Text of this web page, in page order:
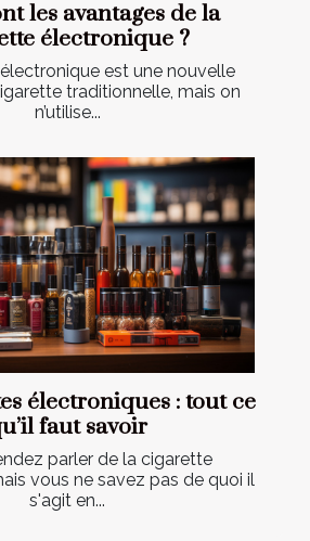
les avantages de la
électronique ?
est une nouvelle
traditionnelle, mais on
n’utilise...
électroniques : tout ce
faut savoir
parler de la cigarette
vous ne savez pas de quoi il
s'agit en...